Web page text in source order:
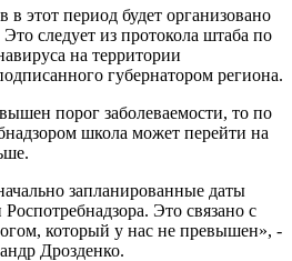
в этот период будет организовано
следует из протокола штаба по
на территории
губернатором региона.
порог заболеваемости, то по
школа может перейти на
запланированные даты
Это связано с
который у нас не превышен», -
Дрозденко.